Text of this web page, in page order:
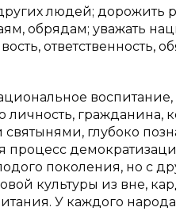
людей;
обрядам; уважать
ответственность,
личность,
глубоко
процесс
поколения, но с
культуры из вне,
У каждого